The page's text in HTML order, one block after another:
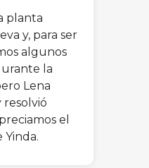
planta
y, para ser
algunos
la
Lena
resolvió
el
Yinda.